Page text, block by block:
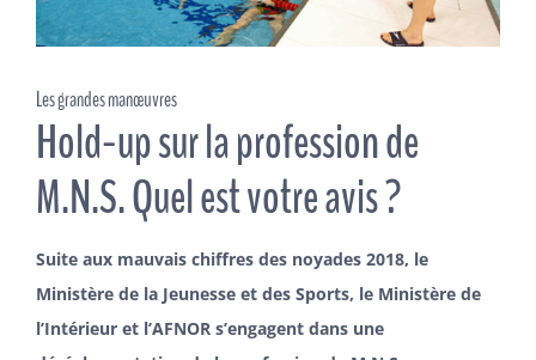
ADHÉSION
Les grandes manœuvres
Hold-up sur la profession de
M.N.S. Quel est votre avis ?
Suite aux mauvais chiffres des noyades 2018, le
Ministère de la Jeunesse et des Sports, le Ministère de
l’Intérieur et l’AFNOR s’engagent dans une